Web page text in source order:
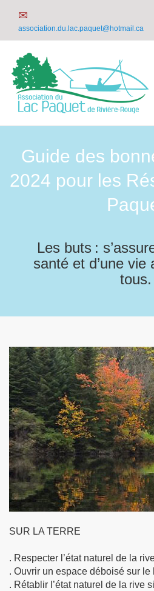
✉
association.du.lac.paquet@hotmail.ca
Guide des
2024 pour les
Les buts :
santé et d’une vie
tous.
SUR LA TERRE
. Respecter l’état naturel de la
. Ouvrir un espace déboisé sur
. Rétablir l’état naturel de la rive